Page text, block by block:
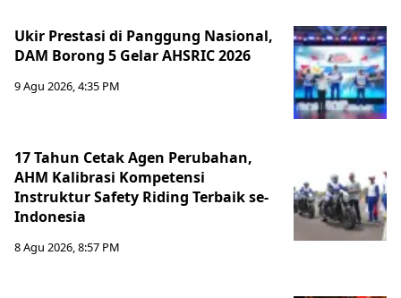
Ukir Prestasi di Panggung Nasional,
DAM Borong 5 Gelar AHSRIC 2026
9 Agu 2026, 4:35 PM
17 Tahun Cetak Agen Perubahan,
AHM Kalibrasi Kompetensi
Instruktur Safety Riding Terbaik se-
Indonesia
8 Agu 2026, 8:57 PM